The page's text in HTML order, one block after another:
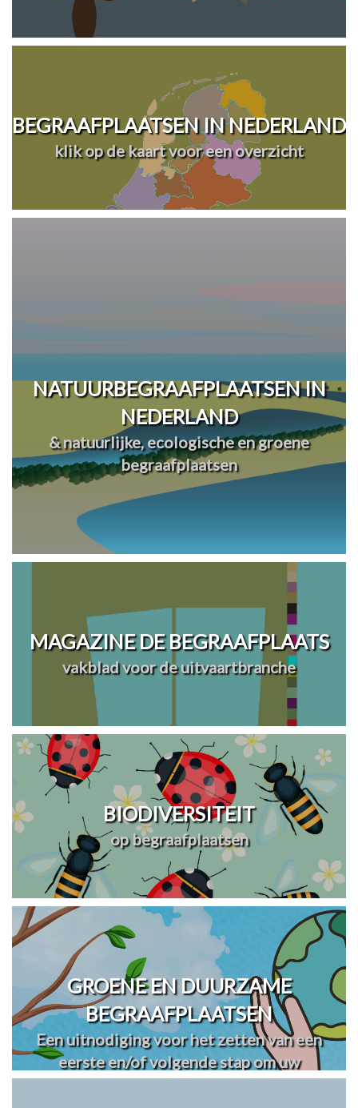
BEGRAAFPLAATSEN IN NEDERLAND
klik op de kaart voor een overzicht
NATUURBEGRAAFPLAATSEN IN
NEDERLAND
& natuurlijke, ecologische en groene
begraafplaatsen
MAGAZINE DE BEGRAAFPLAATS
vakblad voor de uitvaartbranche
BIODIVERSITEIT
op begraafplaatsen
GROENE EN DUURZAME
BEGRAAFPLAATSEN
Een uitnodiging voor het zetten van een
eerste en/of volgende stap om uw
begraafplaats(en) te vergroenen en